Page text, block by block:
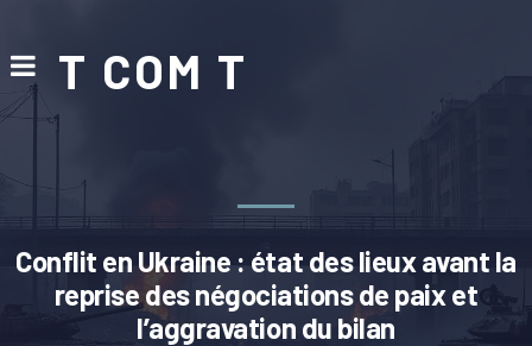
T COM T
Conflit en Ukraine : état des lieux avant la
reprise des négociations de paix et
l’aggravation du bilan